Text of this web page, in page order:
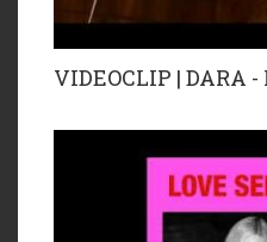
VIDEOCLIP | DARA